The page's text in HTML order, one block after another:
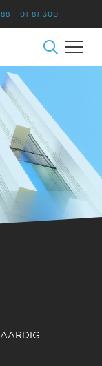
– 01 81 300